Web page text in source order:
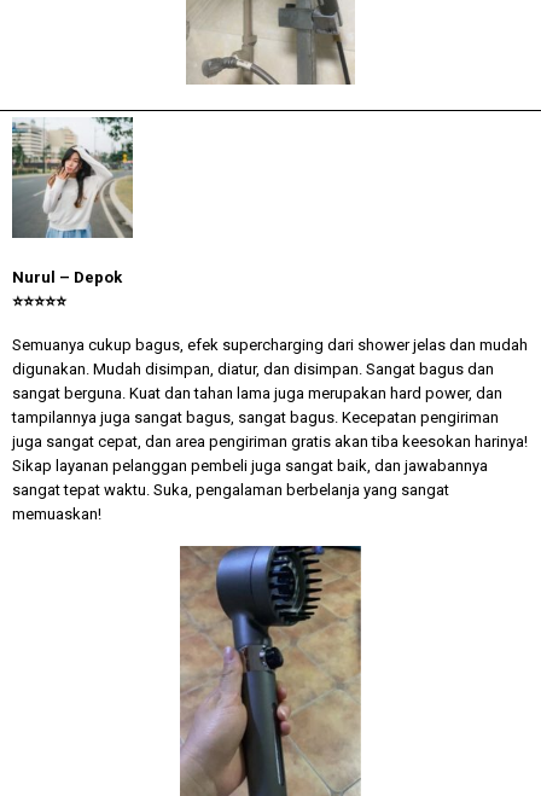
Nurul – Depok
⭐⭐⭐⭐⭐
Semuanya cukup bagus, efek supercharging dari shower jelas dan mudah
digunakan. Mudah disimpan, diatur, dan disimpan. Sangat bagus dan
sangat berguna. Kuat dan tahan lama juga merupakan hard power, dan
tampilannya juga sangat bagus, sangat bagus. Kecepatan pengiriman
juga sangat cepat, dan area pengiriman gratis akan tiba keesokan harinya!
Sikap layanan pelanggan pembeli juga sangat baik, dan jawabannya
sangat tepat waktu. Suka, pengalaman berbelanja yang sangat
memuaskan!